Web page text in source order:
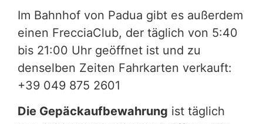
Im Bahnhof von Padua gibt es außerdem
einen FrecciaClub, der täglich von 5:40
bis 21:00 Uhr geöffnet ist und zu
denselben Zeiten Fahrkarten verkauft:
+39 049 875 2601
Die Gepäckaufbewahrung ist täglich